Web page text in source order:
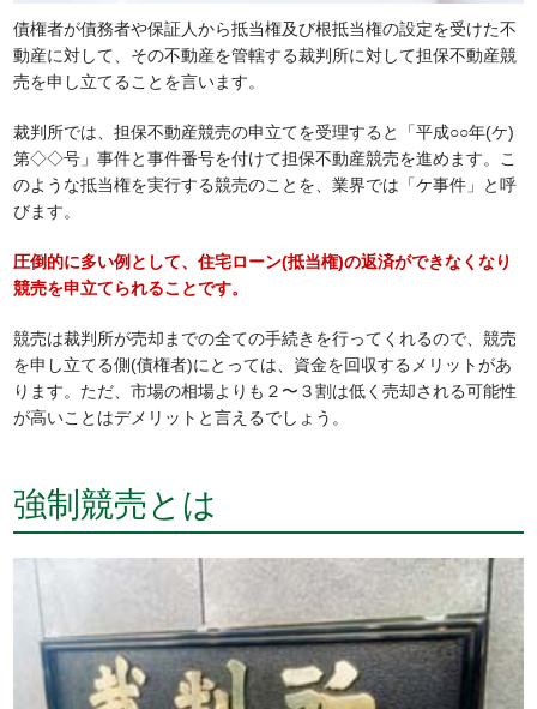
債権者が債務者や保証人から抵当権及び根抵当権の設定を受けた不
動産に対して、その不動産を管轄する裁判所に対して担保不動産競
売を申し立てることを言います。
裁判所では、担保不動産競売の申立てを受理すると「平成○○年(ケ)
第◇◇号」事件と事件番号を付けて担保不動産競売を進めます。こ
のような抵当権を実行する競売のことを、業界では「ケ事件」と呼
びます。
圧倒的に多い例として、住宅ローン(抵当権)の返済ができなくなり
競売を申立てられることです。
競売は裁判所が売却までの全ての手続きを行ってくれるので、競売
を申し立てる側(債権者)にとっては、資金を回収するメリットがあ
ります。ただ、市場の相場よりも２〜３割は低く売却される可能性
が高いことはデメリットと言えるでしょう。
強制競売とは